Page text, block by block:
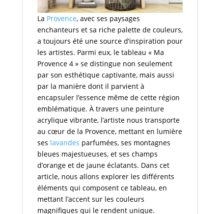
La Provence, avec ses paysages
enchanteurs et sa riche palette de couleurs,
a toujours été une source d’inspiration pour
les artistes. Parmi eux, le tableau « Ma
Provence 4 » se distingue non seulement
par son esthétique captivante, mais aussi
par la manière dont il parvient à
encapsuler l’essence même de cette région
emblématique. À travers une peinture
acrylique vibrante, l’artiste nous transporte
au cœur de la Provence, mettant en lumière
ses lavandes parfumées, ses montagnes
bleues majestueuses, et ses champs
d’orange et de jaune éclatants. Dans cet
article, nous allons explorer les différents
éléments qui composent ce tableau, en
mettant l’accent sur les couleurs
magnifiques qui le rendent unique.